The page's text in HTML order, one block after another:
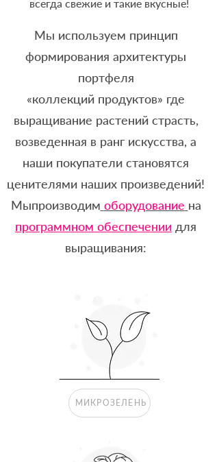
всегда свежие и такие вкусные!
Мы используем принцип
формирования архитектуры
портфеля
«коллекций продуктов» где
выращивание растений страсть,
возведенная в ранг искусства, а
наши покупатели становятся
ценителями наших произведений!
Мыпроизводим оборудование на
программном обеспечении для
выращивания:
МИКРОЗЕЛЕНЬ